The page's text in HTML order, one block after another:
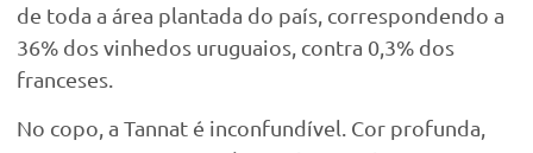
de toda a área plantada do país, correspondendo a
36% dos vinhedos uruguaios, contra 0,3% dos
franceses.
No copo, a Tannat é inconfundível. Cor profunda,